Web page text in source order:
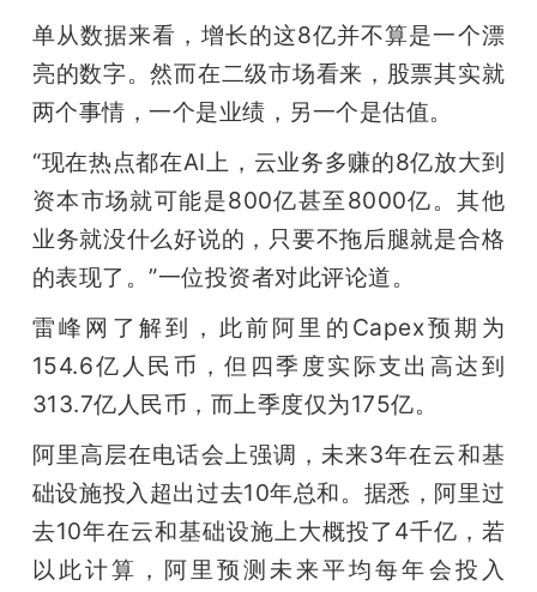
单从数据来看，增长的这8亿并不算是一个漂
亮的数字。然而在二级市场看来，股票其实就
两个事情，一个是业绩，另一个是估值。
“现在热点都在AI上，云业务多赚的8亿放大到
资本市场就可能是800亿甚至8000亿。其他
业务就没什么好说的，只要不拖后腿就是合格
的表现了。”一位投资者对此评论道。
雷峰网了解到，此前阿里的Ca­p­ex预期为
154.6亿人民币，但四季度实际支出高达到
313.7亿人民币，而上季度仅为175亿。
阿里高层在电话会上强调，未来3年在云和基
础设施投入超出过去10年总和。据悉，阿里过
去10年在云和基础设施上大概投了4千亿，若
以此计算，阿里预测未来平均每年会投入